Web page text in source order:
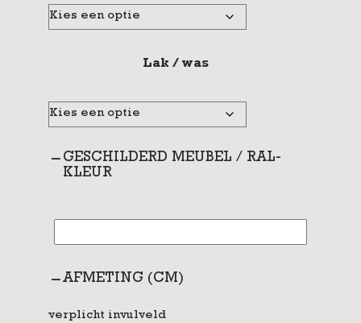
Lak / was
GESCHILDERD MEUBEL / RAL-
KLEUR
AFMETING (CM)
verplicht invulveld